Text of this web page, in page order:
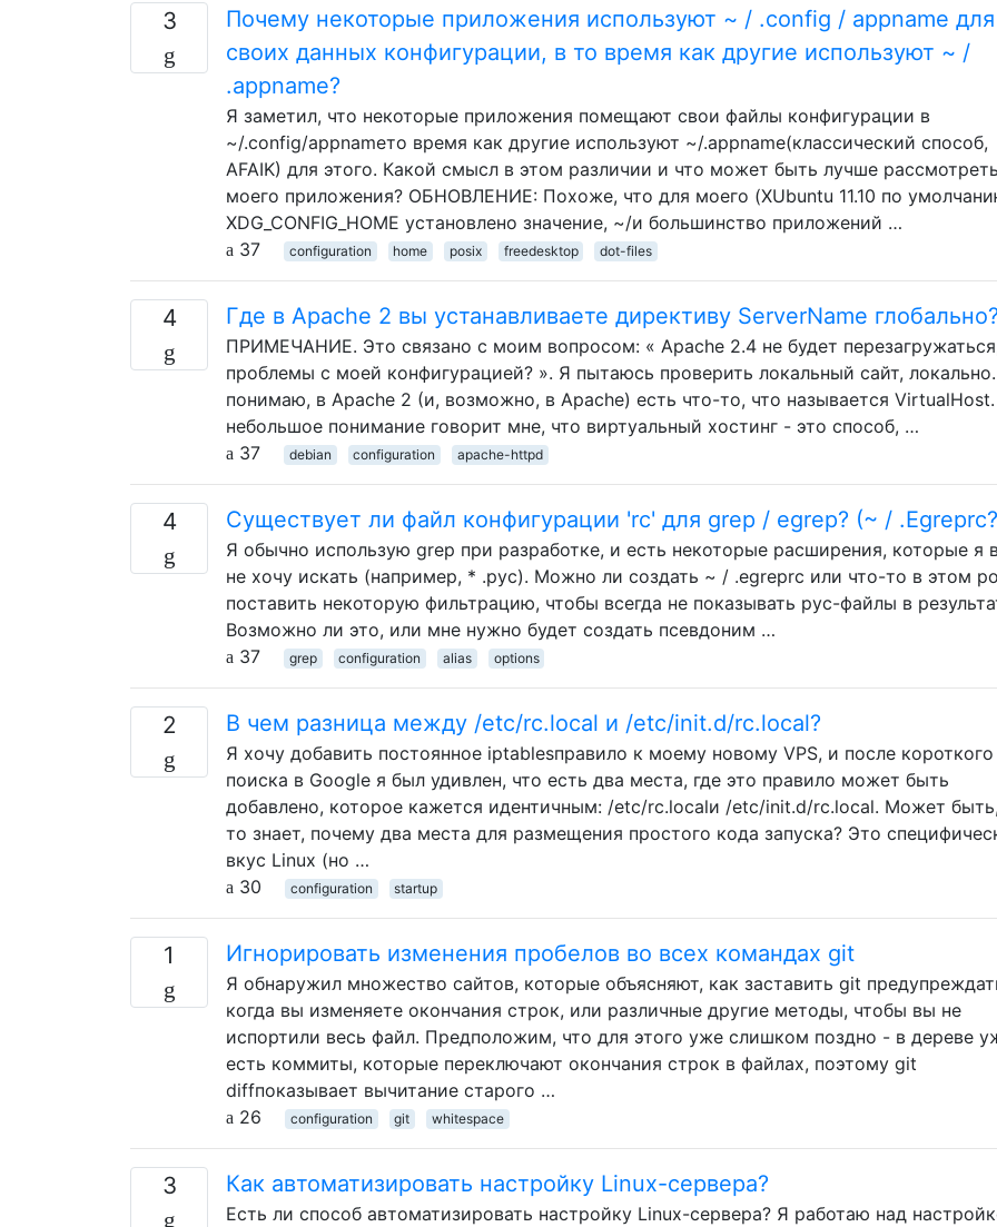
3
Почему некоторые приложения используют ~ / .config / appname для
своих данных конфигурации, в то время как другие используют ~ /
.appname?
Я заметил, что некоторые приложения помещают свои файлы конфигурации в
~/.config/appnameто время как другие используют ~/.appname(классический способ,
AFAIK) для этого. Какой смысл в этом различии и что может быть лучше
моего приложения? ОБНОВЛЕНИЕ: Похоже, что для моего (XUbuntu 11.10 по
XDG_CONFIG_HOME установлено значение, ~/и большинство приложений …
37
configuration home posix freedesktop dot-files
4 Где в Apache 2 вы устанавливаете директиву ServerName глобально?
ПРИМЕЧАНИЕ. Это связано с моим вопросом: « Apache 2.4 не будет
проблемы с моей конфигурацией? ». Я пытаюсь проверить локальный сайт,
понимаю, в Apache 2 (и, возможно, в Apache) есть что-то, что называется
небольшое понимание говорит мне, что виртуальный хостинг - это способ, …
37
debian configuration apache-httpd
4 Существует ли файл конфигурации 'rc' для grep / egrep? (~ /
Я обычно использую grep при разработке, и есть некоторые расширения, которые я
не хочу искать (например, * .pyc). Можно ли создать ~ / .egreprc или что-то в этом
поставить некоторую фильтрацию, чтобы всегда не показывать pyc-файлы в
Возможно ли это, или мне нужно будет создать псевдоним …
37
grep configuration alias options
2 В чем разница между /etc/rc.local и /etc/init.d/rc.local?
Я хочу добавить постоянное iptablesправило к моему новому VPS, и после короткого
поиска в Google я был удивлен, что есть два места, где это правило может быть
добавлено, которое кажется идентичным: /etc/rc.localи /etc/init.d/rc.local. Может
то знает, почему два места для размещения простого кода запуска? Это
вкус Linux (но …
30
configuration startup
1 Игнорировать изменения пробелов во всех командах git
Я обнаружил множество сайтов, которые объясняют, как заставить git
когда вы изменяете окончания строк, или различные другие методы, чтобы вы не
испортили весь файл. Предположим, что для этого уже слишком поздно - в дереве
есть коммиты, которые переключают окончания строк в файлах, поэтому git
diffпоказывает вычитание старого …
26
configuration git whitespace
3 Как автоматизировать настройку Linux-сервера?
Есть ли способ автоматизировать настройку Linux-сервера? Я работаю над